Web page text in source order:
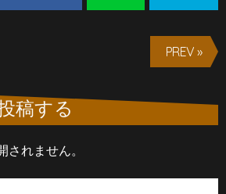
PREV »
稿する
されません。